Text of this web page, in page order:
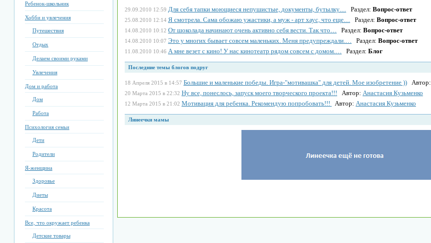
Ребенок-школьник
Хобби и увлечения
Путешествия
Отдых
Делаем своими руками
Увлечения
Дом и работа
Дом
Работа
Психология семьи
Дети
Родители
Я-женщина
Здоровье
Диеты
Красота
Все, что окружает ребенка
Детские товары
29.09.2010 12:59 Для себя тапки моющиеся непушистые, документы, бутылку… Раздел: Вопрос-ответ
25.08.2010 12:14 Я смотрела. Сама обожаю ужастики, а муж - арт хаус, что еще… Раздел: Вопрос-ответ
14.08.2010 10:12 От шоколада начинают очень активно себя вести. Так что… Раздел: Вопрос-ответ
14.08.2010 10:07 Это у многих бывает совсем маленьких. Меня предупреждали.… Раздел: Вопрос-ответ
11.08.2010 10:46 А мне везет с кино! У нас кинотеатр рядом совсем с домом.… Раздел: Блог
Последние темы блогов подруг
18 Апреля 2015 в 14:57 Большие и маленькие победы. Игра-"мотивашка" для детей. Мое изобретение ))Автор:
20 Марта 2015 в 22:32 Ну все, понеслось, запуск моего творческого проекта!!! Автор: Анастасия Кузьменко
12 Марта 2015 в 21:02 Мотивация для ребенка. Рекомендую попробовать!!! Автор: Анастасия Кузьменко
Линеечки мамы